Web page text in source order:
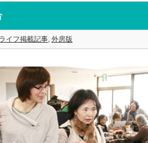
イフ掲載記事, 外房版